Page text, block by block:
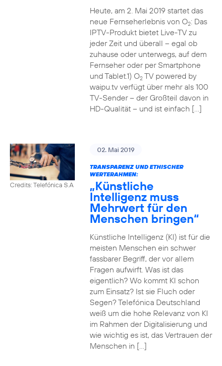
Heute, am 2. Mai 2019 startet das
neue Fernseherlebnis von O2: Das
IPTV-Produkt bietet Live-TV zu
jeder Zeit und überall – egal ob
zuhause oder unterwegs, auf dem
Fernseher oder per Smartphone
und Tablet.1) O2TV powered by
waipu.tv verfügt über mehr als 100
TV-Sender – der Großteil davon in
HD-Qualität – und ist einfach […]
Credits: Telefónica S.A
02. Mai 2019
TRANSPARENZ UND ETHISCHER
WERTERAHMEN:
„Künstliche
Intelligenz muss
Mehrwert für den
Menschen bringen“
Künstliche Intelligenz (KI) ist für die
meisten Menschen ein schwer
fassbarer Begriff, der vor allem
Fragen aufwirft. Was ist das
eigentlich? Wo kommt KI schon
zum Einsatz? Ist sie Fluch oder
Segen? Telefónica Deutschland
weiß um die hohe Relevanz von KI
im Rahmen der Digitalisierung und
wie wichtig es ist, das Vertrauen der
Menschen in […]